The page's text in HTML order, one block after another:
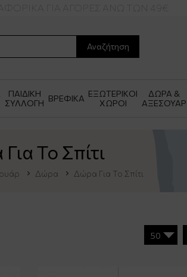
ΓΙΑ ΑΓΟΡΕΣ ΑΝΩ ΤΩΝ 49€
Αναζήτηση
ΠΑΙΔΙΚΗ
ΣΥΛΛΟΓΗ ΒΡΕΦΙΚΑ ΕΞΩΤΕΡΙΚΟΙ
ΧΩΡΟΙ
ΔΩΡΑ &
ΑΞΕΣΟΥΑΡ
Το Σπίτι
Δώρα Δώρα Για Το Σπίτι